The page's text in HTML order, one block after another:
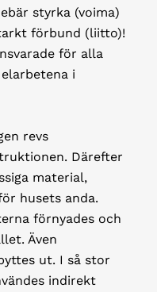
styrka (voima)
förbund (liitto)!
för alla
i
revs
Därefter
material,
husets anda.
förnyades och
Även
ut. I så stor
indirekt